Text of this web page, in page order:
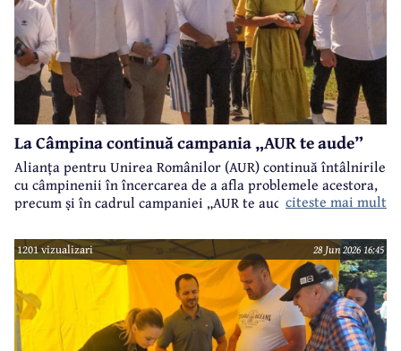
La Câmpina continuă campania „AUR te aude”
Alianța pentru Unirea Românilor (AUR) continuă întâlnirile
cu câmpinenii în încercarea de a afla problemele acestora,
precum și în cadrul campaniei „AUR te aude”.citeste mai mult
1201 vizualizari 28 Jun 2026 16:45